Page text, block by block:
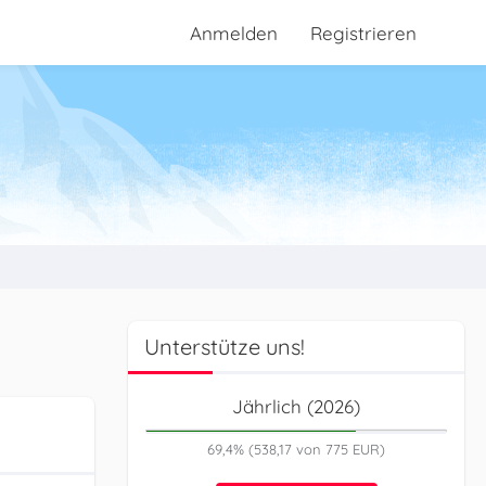
Anmelden Registrieren
Unterstütze uns!
Jährlich (2026)
69,4% (538,17 von 775 EUR)